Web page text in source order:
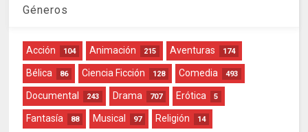
Géneros
Acción 104 Animación 215 Aventuras 174
Bélica 86 Ciencia Ficción 128 Comedia 493
Documental 243 Drama 707 Erótica 5
Fantasía 88 Musical 97 Religión 14